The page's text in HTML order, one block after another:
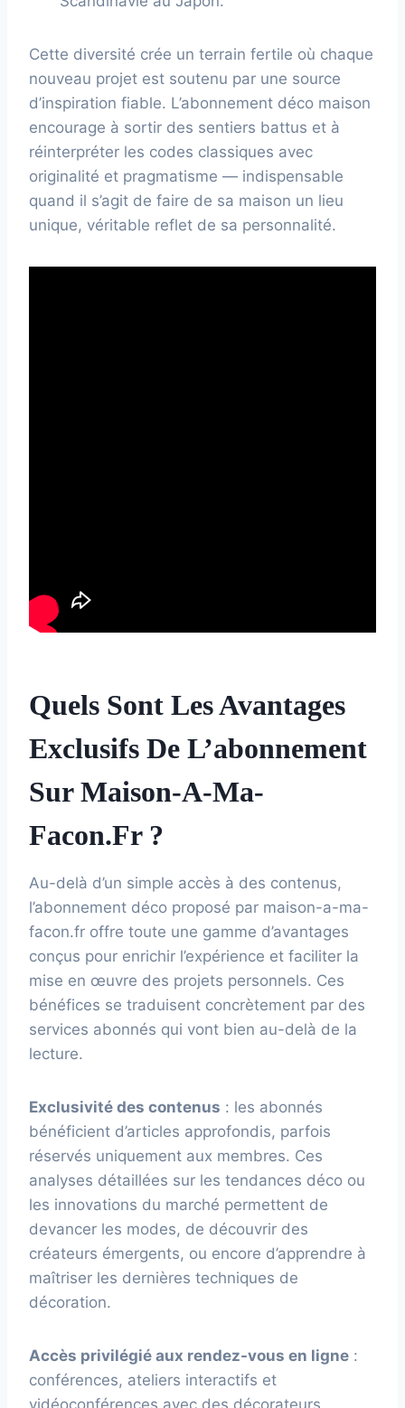
Cette diversité crée un terrain fertile où chaque
nouveau projet est soutenu par une source
d’inspiration fiable. L’abonnement déco maison
encourage à sortir des sentiers battus et à
réinterpréter les codes classiques avec
originalité et pragmatisme — indispensable
quand il s’agit de faire de sa maison un lieu
unique, véritable reflet de sa personnalité.
Quels Sont Les Avantages
Exclusifs De L’abonnement
Sur Maison-A-Ma-
Facon.fr ?
Au-delà d’un simple accès à des contenus,
l’abonnement déco proposé par maison-a-ma-
facon.fr offre toute une gamme d’avantages
conçus pour enrichir l’expérience et faciliter la
mise en œuvre des projets personnels. Ces
bénéfices se traduisent concrètement par des
services abonnés qui vont bien au-delà de la
lecture.
Exclusivité des contenus : les abonnés
bénéficient d’articles approfondis, parfois
réservés uniquement aux membres. Ces
analyses détaillées sur les tendances déco ou
les innovations du marché permettent de
devancer les modes, de découvrir des
créateurs émergents, ou encore d’apprendre à
maîtriser les dernières techniques de
décoration.
Accès privilégié aux rendez-vous en ligne :
conférences, ateliers interactifs et
vidéoconférences avec des décorateurs